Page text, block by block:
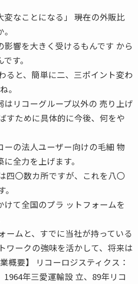
なことになる」 ――現在の外販比
影響を大きく受けるもんです から
す。
ると、簡単に二、三ポイント変わ
。
はリコーグループ以外の 売り上げ
すために具体的に今後、何をや
ーの法人ユーザー向けの毛細 物
全力を上げます。
四〇数カ所ですが、これを八〇
けて全国のプラ ットフォームを
ームと、すでに当社が持っている
ワークの強味を活かして、将来は
概要】 リコーロジスティクス：
年三愛運輸設 立、89年リコ